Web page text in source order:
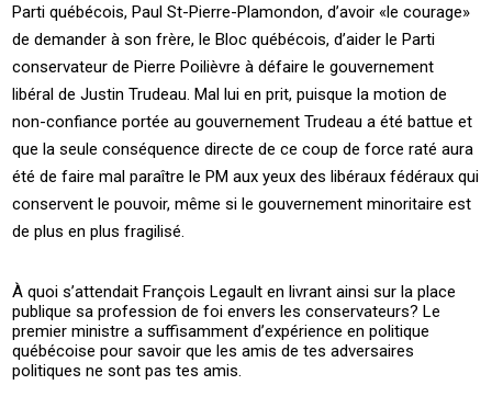
Parti québécois, Paul St-Pierre-Plamondon, d’avoir «le courage»
de demander à son frère, le Bloc québécois, d’aider le Parti
conservateur de Pierre Poilièvre à défaire le gouvernement
libéral de Justin Trudeau. Mal lui en prit, puisque la motion de
non-confiance portée au gouvernement Trudeau a été battue et
que la seule conséquence directe de ce coup de force raté aura
été de faire mal paraître le PM aux yeux des libéraux fédéraux qui
conservent le pouvoir, même si le gouvernement minoritaire est
de plus en plus fragilisé.
À quoi s’attendait François Legault en livrant ainsi sur la place
publique sa profession de foi envers les conservateurs? Le
premier ministre a suffisamment d’expérience en politique
québécoise pour savoir que les amis de tes adversaires
politiques ne sont pas tes amis.